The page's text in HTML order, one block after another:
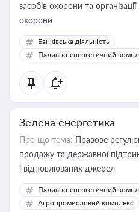
засобів охорони та
охорони
Банківська діяльність
Паливно-енергетичний
Зелена енергетика
Про що тема: Правове
продажу та державної
і відновлюваних джерел
Паливно-енергетичний
Агропромисловий комплекс